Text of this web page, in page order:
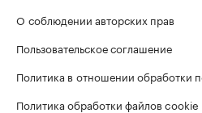
О соблюдении авторских прав
Пользовательское соглашение
Политика в отношении обработки
Политика обработки файлов cookie